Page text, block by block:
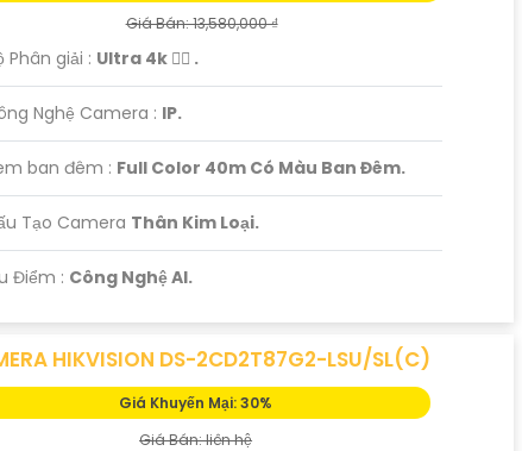
Giá Bán: 13,580,000 ₫
giải : Ultra 4k 👍🏾 .
Nghệ Camera : IP.
ban đêm : Full Color 40m Có Màu Ban Đêm.
Tạo Camera Thân Kim Loại.
Điểm : Công Nghệ AI.
HIKVISION DS-2CD2T87G2-LSU/SL(C)
Giá Khuyến Mại: 30%
Giá Bán: liên hệ